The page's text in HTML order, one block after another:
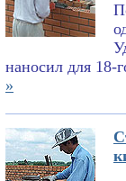
наносил для 18-
»